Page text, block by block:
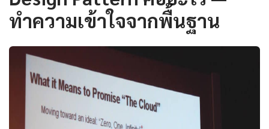
ทำความเข้าใจจากพื้นฐาน